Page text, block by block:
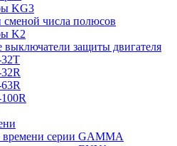
KG3
сменой числа полюсов
K2
выключатели защиты двигателя
времени серии GAMMA